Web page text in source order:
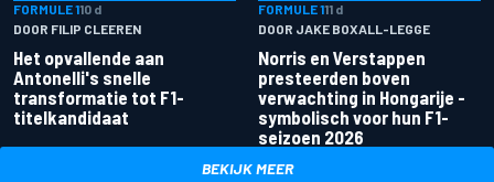
FORMULE 110 d
DOOR FILIP CLEEREN
Het opvallende aan
Antonelli's snelle
transformatie tot F1-
titelkandidaat
FORMULE 111 d
DOOR JAKE BOXALL-LEGGE
Norris en Verstappen
presteerden boven
verwachting in Hongarije -
symbolisch voor hun F1-
seizoen 2026
BEKIJK MEER